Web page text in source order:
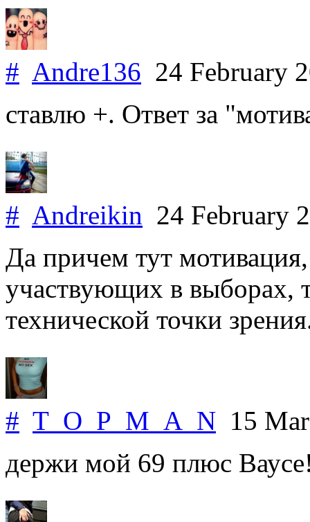
# Andre136 24 February
ставлю +. Ответ за
# Andreikin 24 February
Да причем тут
участвующих в выборах,
технической точки
# T_O_P_M_A_N 15
держи мой 69 плюс